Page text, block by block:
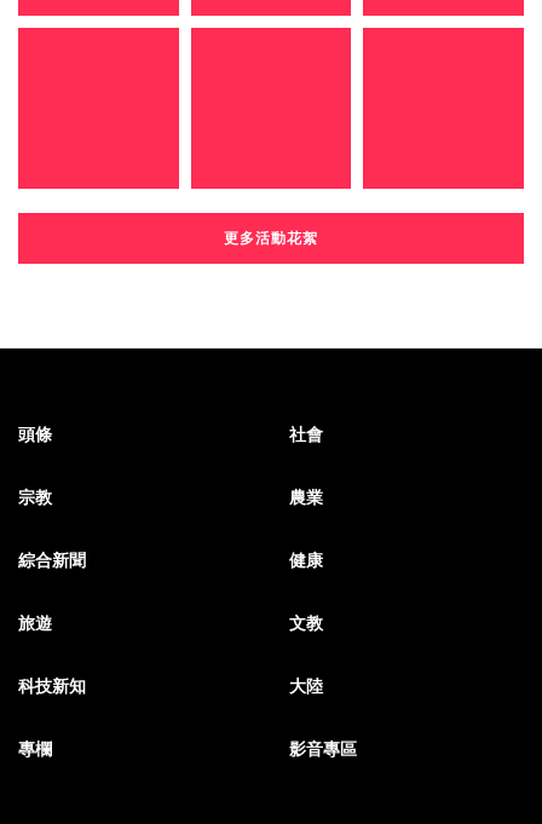
更多活動花絮
頭條 社會
宗教 農業
綜合新聞 健康
旅遊 文教
科技新知 大陸
專欄 影音專區